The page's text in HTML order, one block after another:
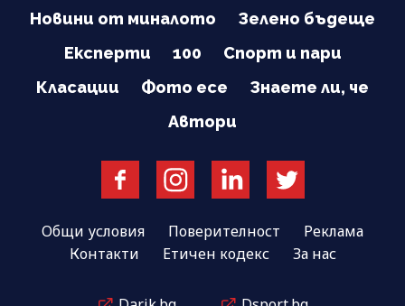
Новини от миналото
Зелено бъдеще
Експерти
100
Спорт и пари
Класации
Фото есе
Знаете ли, че
Автори
Общи условия Поверителност
Реклама
Контакти
Етичен кодекс За нас